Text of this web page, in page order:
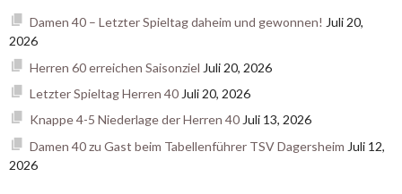
Damen 40 – Letzter Spieltag daheim und gewonnen! Juli 20,
2026
Herren 60 erreichen Saisonziel Juli 20, 2026
Letzter Spieltag Herren 40 Juli 20, 2026
Knappe 4-5 Niederlage der Herren 40Juli 13, 2026
Damen 40 zu Gast beim Tabellenführer TSV Dagersheim Juli 12,
2026